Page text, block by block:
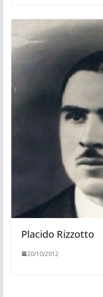
Placido Rizzotto
20/10/2012